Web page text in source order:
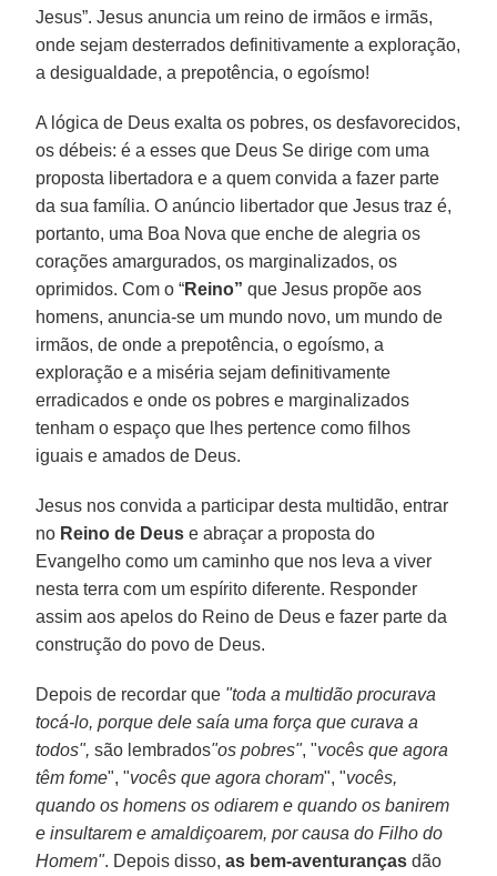
Jesus”. Jesus anuncia um reino de irmãos e irmãs,
onde sejam desterrados definitivamente a exploração,
a desigualdade, a prepotência, o egoísmo!
A lógica de Deus exalta os pobres, os desfavorecidos,
os débeis: é a esses que Deus Se dirige com uma
proposta libertadora e a quem convida a fazer parte
da sua família. O anúncio libertador que Jesus traz é,
portanto, uma Boa Nova que enche de alegria os
corações amargurados, os marginalizados, os
oprimidos. Com o “Reino” que Jesus propõe aos
homens, anuncia-se um mundo novo, um mundo de
irmãos, de onde a prepotência, o egoísmo, a
exploração e a miséria sejam definitivamente
erradicados e onde os pobres e marginalizados
tenham o espaço que lhes pertence como filhos
iguais e amados de Deus.
Jesus nos convida a participar desta multidão, entrar
no Reino de Deus e abraçar a proposta do
Evangelho como um caminho que nos leva a viver
nesta terra com um espírito diferente. Responder
assim aos apelos do Reino de Deus e fazer parte da
construção do povo de Deus.
Depois de recordar que "toda a multidão procurava
tocá-lo, porque dele saía uma força que curava a
todos", são lembrados"os pobres", "vocês que agora
têm fome", "vocês que agora choram", "vocês,
quando os homens os odiarem e quando os banirem
e insultarem e amaldiçoarem, por causa do Filho do
Homem". Depois disso,as bem-aventuranças dão